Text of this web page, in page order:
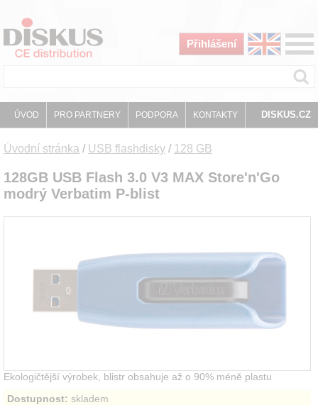
Přihlášení
ÚVOD PRO PARTNERY PODPORA KONTAKTY DISKUS.CZ
Úvodní stránka / USB flashdisky / 128 GB
128GB USB Flash 3.0 V3 MAX Store'n'Go
modrý Verbatim P-blist
Ekologičtější výrobek, blistr obsahuje až o 90% méně plastu
Dostupnost: skladem